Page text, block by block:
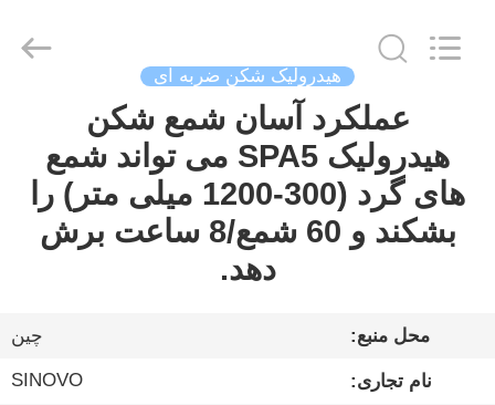
محصولات
درباره
Sinovo
Heavy
هیدرولیک شکن ضربه ای
عملکرد آسان شمع شکن
هیدرولیک SPA5 می تواند شمع
های گرد (300-1200 میلی متر) را
بشکند و 60 شمع/8 ساعت برش
دهد.
محل منبع: چین
نام تجاری: SINOVO